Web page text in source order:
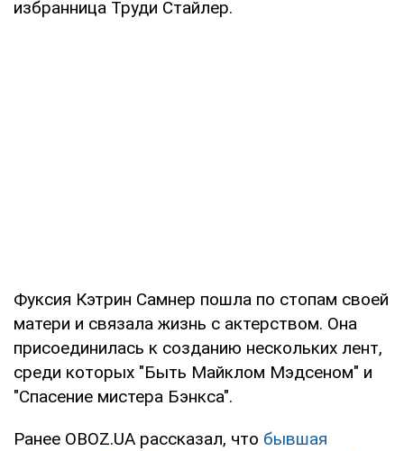
избранница Труди Стайлер.
Фуксия Кэтрин Самнер пошла по стопам своей
матери и связала жизнь с актерством. Она
присоединилась к созданию нескольких лент,
среди которых "Быть Майклом Мэдсеном" и
"Спасение мистера Бэнкса".
Ранее OBOZ.UA рассказал, что бывшая